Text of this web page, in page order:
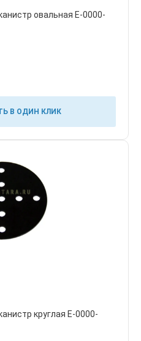
овальная E-0000-
В ОДИН КЛИК
круглая E-0000-